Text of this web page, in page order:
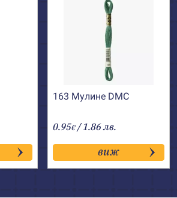
163 Мулине DMC
0.95€ / 1.86 лв.
виж